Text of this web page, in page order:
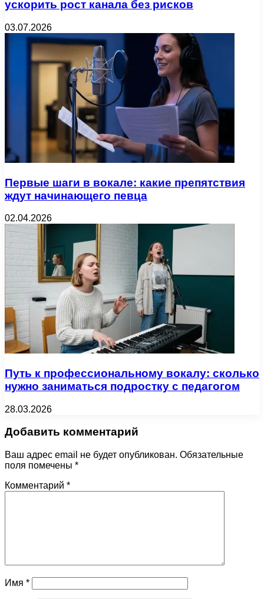
ускорить рост канала без рисков
03.07.2026
Первые шаги в вокале: какие препятствия
ждут начинающего певца
02.04.2026
Путь к профессиональному вокалу: сколько
нужно заниматься подростку с педагогом
28.03.2026
Добавить комментарий
Ваш адрес email не будет опубликован. Обязательные
поля помечены *
Комментарий *
Имя *